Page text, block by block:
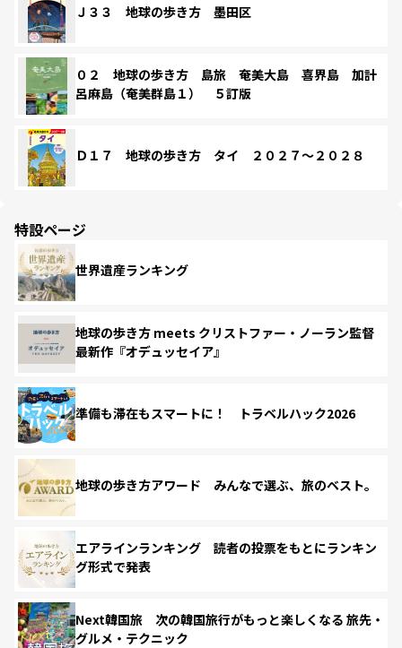
Ｊ３３ 地球の歩き方 墨田区
０２ 地球の歩き方 島旅 奄美大島 喜界島 加計
呂麻島（奄美群島１） ５訂版
Ｄ１７ 地球の歩き方 タイ ２０２７～２０２８
特設ページ
世界遺産ランキング
地球の歩き方 meets クリストファー・ノーラン監督
最新作『オデュッセイア』
準備も滞在もスマートに！ トラベルハック2026
地球の歩き方アワード みんなで選ぶ、旅のベスト。
エアラインランキング 読者の投票をもとにランキン
グ形式で発表
Next韓国旅 次の韓国旅行がもっと楽しくなる 旅先・
グルメ・テクニック